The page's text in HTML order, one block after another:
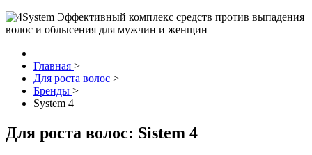
Главная >
Для роста волос >
Бренды >
System 4
Для роста волос: Sistem 4